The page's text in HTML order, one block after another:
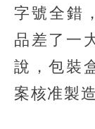
字號全錯
品差了一
說，包裝
案核准製